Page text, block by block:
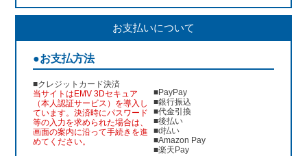
お支払いについて
●お支払方法
■クレジットカード決済
当サイトはEMV 3Dセキュア
（本人認証サービス）を導入し
ています。決済時にパスワード
等の入力を求められた場合は、
画面の案内に沿って手続きを進
めてください。
■PayPay
■銀行振込
■代金引換
■後払い
■d払い
■Amazon Pay
■楽天Pay